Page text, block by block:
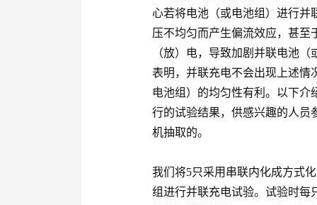
心若将电池（或电池组）进行并
压不均匀而产生偏流效应，甚至
（放）电，导致加剧并联电池
表明，并联充电不会出现上述情
电池组）的均匀性有利。以下
行的试验结果，供感兴趣的人员
机抽取的。
我们将5只采用串联内化成方式
组进行并联充电试验。试验时每